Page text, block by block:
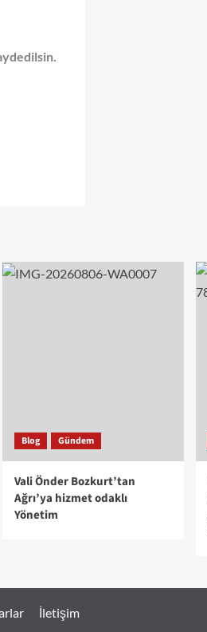
Blog Gündem
Vali Önder Bozkurt’tan
Ağrı’ya hizmet odaklı
Yönetim
İletişim